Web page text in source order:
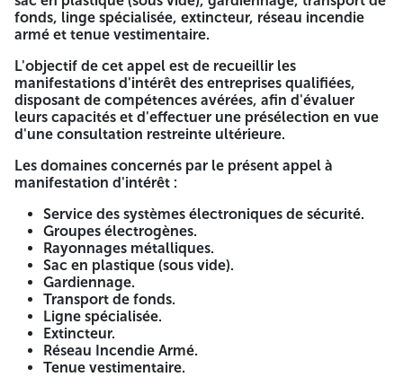
023.20.54.41 / 023.20.54.21 5- Étendue des Prestations :
Service des systèmes électroniques de sécurité :
Fourniture, installation, mise en service, maintenance et
entretien des systèmes électroniques de sécurité. Groupes
électrogènes : Maintenance et entretien des groupes
électrogènes. Rayonnages métalliques : acquisition et
installation des rayonnages métalliques. Sac en plastique
(sous vide) : acquisition de sac en plastique. Gardiennage :
réalisation de prestation de gardiennage et de sécurité des
sites de la BDL. Transport de fonds : réalisation de
prestation de transport de fonds entre nos agences
bancaire et autorité local de sécurité au niveau de
l'ensemble de notre réseau bancaire. Ligne spécialisée :
réalisation de prestation de télécommunications nous liant
agence et le parc automobile. Extincteur : recharge et
fourniture des extincteurs installés au niveau des sites
centraux BDL et le parc automobile. Réseau Incendie Armé
: maintenance et entretien du réseau incendie armé au
niveau des sites centraux BDL. Tenue vestimentaire :
fourniture des tenues vestimentaires au profit des agents
de sécurité de la BDL. Horizons : 12-03-2026 - Anep
2616008755 A -=-=-=-
fonds, linge spécialisée, extincteur, réseau incendie
armé et tenue vestimentaire.
L'objectif de cet appel est de recueillir les
manifestations d'intérêt des entreprises qualifiées,
disposant de compétences avérées, afin d'évaluer
leurs capacités et d'effectuer une présélection en vue
d'une consultation restreinte ultérieure.
Les domaines concernés par le présent appel à
manifestation d'intérêt :
Service des systèmes électroniques de sécurité.
Groupes électrogènes.
Rayonnages métalliques.
Sac en plastique (sous vide).
Gardiennage.
Transport de fonds.
Ligne spécialisée.
Extincteur.
Réseau Incendie Armé.
Tenue vestimentaire.